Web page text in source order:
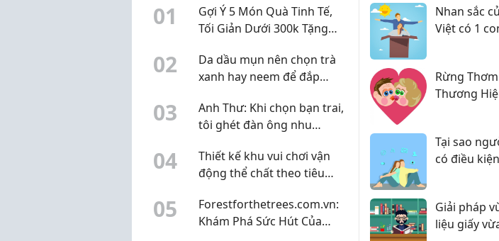
01
Gợi Ý 5 Món Quà Tinh Tế,
Tối Giản Dưới 300k Tặng
02
Da dầu mụn nên chọn trà
xanh hay neem để đắp
03
Anh Thư: Khi chọn bạn trai,
tôi ghét đàn ông nhu
04
Thiết kế khu vui chơi vận
động thể chất theo tiêu
05
Forestforthetrees.com.vn:
Khám Phá Sức Hút Của
Nhan sắc
Việt có 1
bà chủ spa
Rừng
Thương
Tại sao
có điều
Giải pháp
liệu giấy